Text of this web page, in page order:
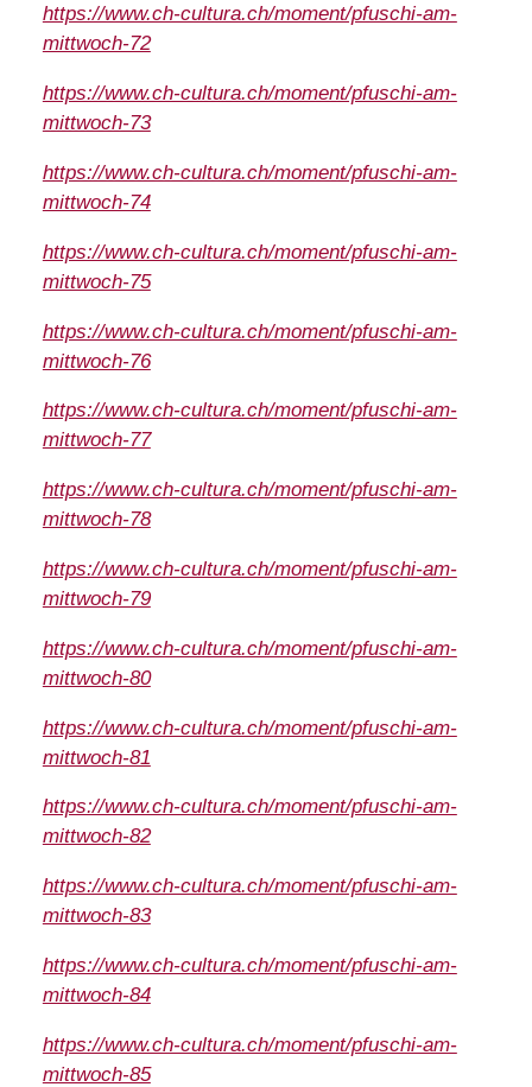
https://www.ch-cultura.ch/moment/pfuschi-am-
mittwoch-72
https://www.ch-cultura.ch/moment/pfuschi-am-
mittwoch-73
https://www.ch-cultura.ch/moment/pfuschi-am-
mittwoch-74
https://www.ch-cultura.ch/moment/pfuschi-am-
mittwoch-75
https://www.ch-cultura.ch/moment/pfuschi-am-
mittwoch-76
https://www.ch-cultura.ch/moment/pfuschi-am-
mittwoch-77
https://www.ch-cultura.ch/moment/pfuschi-am-
mittwoch-78
https://www.ch-cultura.ch/moment/pfuschi-am-
mittwoch-79
https://www.ch-cultura.ch/moment/pfuschi-am-
mittwoch-80
https://www.ch-cultura.ch/moment/pfuschi-am-
mittwoch-81
https://www.ch-cultura.ch/moment/pfuschi-am-
mittwoch-82
https://www.ch-cultura.ch/moment/pfuschi-am-
mittwoch-83
https://www.ch-cultura.ch/moment/pfuschi-am-
mittwoch-84
https://www.ch-cultura.ch/moment/pfuschi-am-
mittwoch-85